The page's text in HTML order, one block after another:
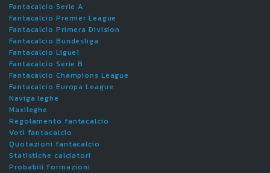
Fantacalcio Serie A
Fantacalcio Premier League
Fantacalcio Primera Division
Fantacalcio Bundesliga
Fantacalcio Ligue1
Fantacalcio Serie B
Fantacalcio Champions League
Fantacalcio Europa League
Naviga leghe
Maxileghe
Regolamento fantacalcio
Voti fantacalcio
Quotazioni fantacalcio
Statistiche calciatori
Probabili formazioni